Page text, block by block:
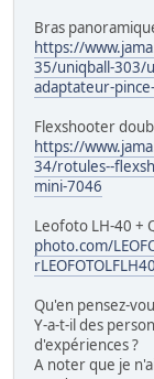
Bras
https://
35/uniqball-303/
adaptateur-
Flexshooter
https://
34/rotules--
mini-7046
Leofoto LH-40 +
photo.com/
Qu'en pensez-
Y-a-t-il des
d'expériences ?
A noter que je